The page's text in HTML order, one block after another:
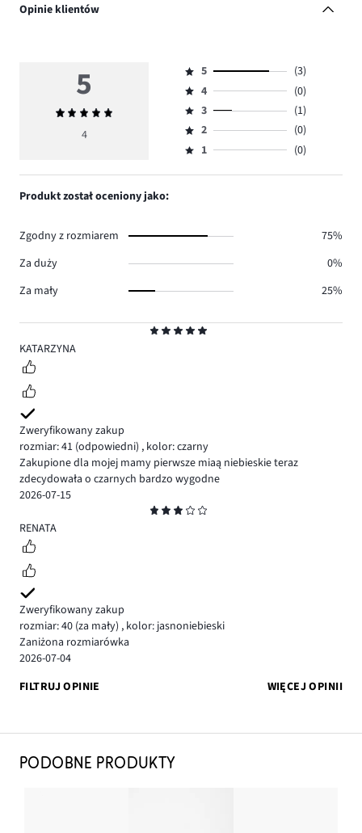
Opinie klientów
5
KATARZYNA
Zweryfikowany zakup
rozmiar: 41 (odpowiedni) , kolor: czarny
Zakupione dla mojej mamy pierwsze miaą niebieskie teraz
zdecydowała o czarnych bardzo wygodne
2026-07-15
3
RENATA
Zweryfikowany zakup
rozmiar: 40 (za mały) , kolor: jasnoniebieski
Zaniżona rozmiarówka
2026-07-04
FILTRUJ OPINIE
WIĘCEJ OPINII
5
Średnia
ocena
4
Ocena
5,
ilość
głosów
3.
5
(3)
Ocena
4,
ilość
głosów
4
(0)
Ocena
3,
ilość
3
(1)
Ocena
2,
2
(0)
Ocena
1,
1 (0)
Produkt został oceniony jako:
Zgodny z rozmiarem
75%
Za duży
0%
Za mały
25%
PODOBNE PRODUKTY